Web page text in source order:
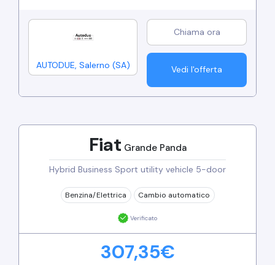
AUTODUE, Salerno (SA) Vedi l'offerta
Fiat Grande Panda
Hybrid Business Sport utility vehicle 5-door
Benzina/Elettrica Cambio automatico
Verificato
307,35€